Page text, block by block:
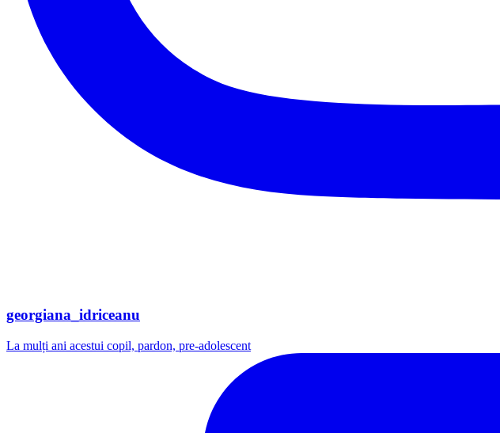
georgiana_idriceanu
La mulți ani acestui copil, pardon, pre-adolescent